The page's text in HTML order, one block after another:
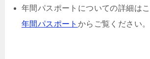
年間パスポートについての詳細は
年間パスポート からご覧ください。